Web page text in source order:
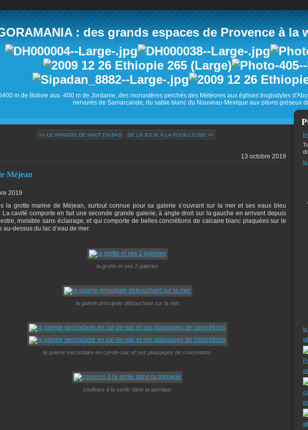
: des grands espaces de Provence à
m de Bolivie aux -400 m de Jordanie, des monastères perchés des Météores aux églises troglodytes
nervurés de Samarcande, du sable blanc du Nouveau-Mexique aux pitons gréseux
<< LE PARADIS DE HAUT EN BAS DE LA JOLIE À LA POUILLEUSE >>
13 octobre 2019
Méjean
2019
la grotte marine de Méjean, surtout connue pour sa galerie s’ouvrant sur la mer et ses eaux bleu
La cavité comporte en fait une seconde grande galerie, à angle droit sur la gauche en arrivant depuis
invisible sans éclairage, et qui comporte de belles concrétions de calcaire blanc plaquées sur le
au-dessus du lac d’eau de mer.
la grotte et ses 2 galeries
la galerie principale débouchant sur la mer
la galerie secondaire en cul-de-sac et ses plaquages de concrétions
couleurs à la sortie dans la garrigue